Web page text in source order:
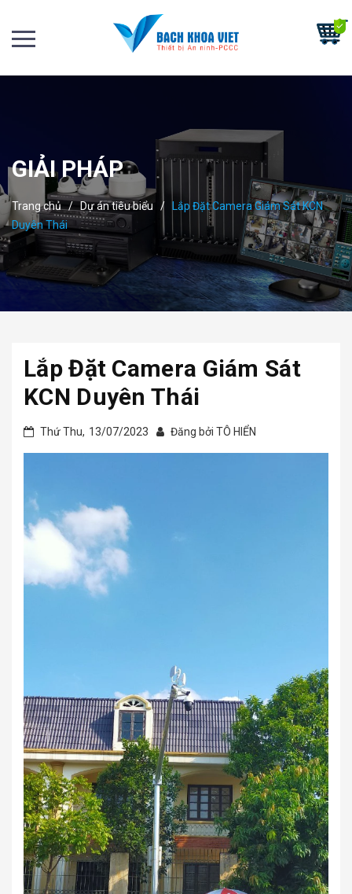
GIẢI PHÁP
Trang chủ / Dự án tiêu biểu / Lắp Đặt Camera Giám Sát KCN
Duyên Thái
Lắp Đặt Camera Giám Sát
KCN Duyên Thái
Thứ Thu, 13/07/2023 Đăng bởi TÔ HIỂN